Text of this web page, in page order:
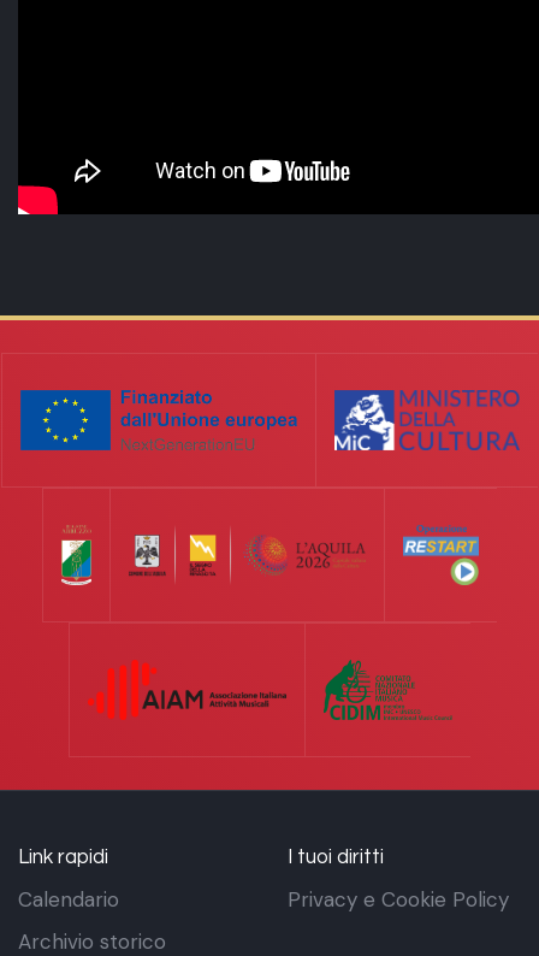
Link rapidi
Calendario
Archivio storico
I tuoi diritti
Privacy e Cookie Policy